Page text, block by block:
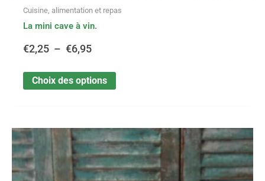
Cuisine, alimentation et repas
La mini cave à vin.
€2,25 – €6,95
Choix des options
Plage
de
Ce
produit
a
plusieurs